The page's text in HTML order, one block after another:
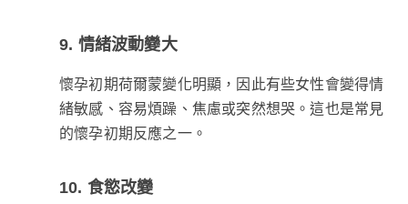
9. 情緒波動變大
懷孕初期荷爾蒙變化明顯，因此有些女性會變得情
緒敏感、容易煩躁、焦慮或突然想哭。這也是常見
的懷孕初期反應之一。
10. 食慾改變